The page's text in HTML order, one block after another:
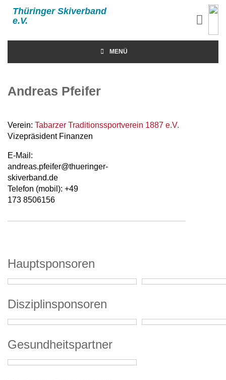
Thüringer Skiverband
e.V.
MENÜ
Andreas Pfeifer
Verein: Tabarzer Traditionssportverein 1887 e.V.
Vizepräsident Finanzen
E-Mail:
andreas.pfeifer@thueringer-
skiverband.de
Telefon (mobil): +49
173 8506156
Hauptsponsoren
Disziplinsponsoren
Gesundheitspartner